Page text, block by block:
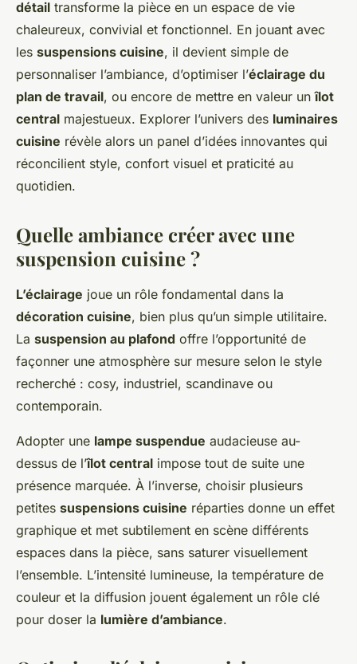
grâce à la suspension cuisine :
inspirations et conseils
lumineux
Victoria• 21 décembre 2025 •5 min de lecture
détail transforme la pièce en un espace de vie
chaleureux, convivial et fonctionnel. En jouant avec
les suspensions cuisine, il devient simple de
personnaliser l’ambiance, d’optimiser l’éclairage du
plan de travail, ou encore de mettre en valeur unîlot
central majestueux. Explorer l’univers des luminaires
cuisine révèle alors un panel d’idées innovantes qui
réconcilient style, confort visuel et praticité au
quotidien.
Quelle ambiance créer avec une
suspension cuisine ?
L’éclairage joue un rôle fondamental dans la
décoration cuisine, bien plus qu’un simple utilitaire.
La suspension au plafond offre l’opportunité de
façonner une atmosphère sur mesure selon le style
recherché : cosy, industriel, scandinave ou
contemporain.
Adopter une lampe suspendue audacieuse au-
dessus de l’îlot central impose tout de suite une
présence marquée. À l’inverse, choisir plusieurs
petites suspensions cuisine réparties donne un effet
graphique et met subtilement en scène différents
espaces dans la pièce, sans saturer visuellement
l’ensemble. L’intensité lumineuse, la température de
couleur et la diffusion jouent également un rôle clé
pour doser la lumière d’ambiance.